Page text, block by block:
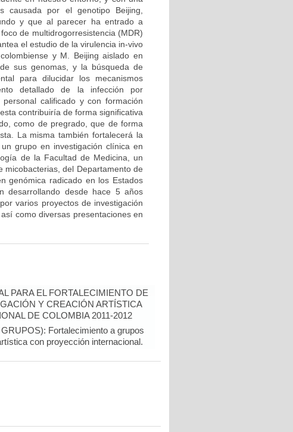
causada por el genotipo Beijing,
y que al parecer ha entrado a
de multidrogorresistencia (MDR)
el estudio de la virulencia in-vivo
y M. Beijing aislado en
sus genomas, y la búsqueda de
para dilucidar los mecanismos
detallado de la infección por
calificado y con formación
contribuiría de forma significativa
como de pregrado, que de forma
La misma también fortalecerá la
grupo en investigación clínica en
de la Facultad de Medicina, un
micobacterias, del Departamento de
genómica radicado en los Estados
desarrollando desde hace 5 años
varios proyectos de investigación
como diversas presentaciones en
PARA EL FORTALECIMIENTO DE
Y CREACIÓN ARTÍSTICA
DE COLOMBIA 2011-2012
Fortalecimiento a grupos
con proyección internacional.